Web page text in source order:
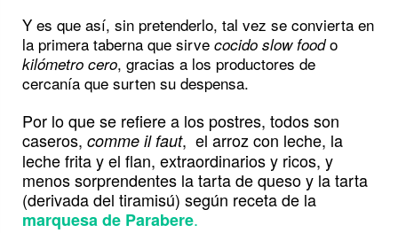
Y es que así, sin pretenderlo, tal vez se convierta en
la primera taberna que sirve cocido slow foodo
kilómetro cero, gracias a los productores de
cercanía que surten su despensa.
Por lo que se refiere a los postres, todos son
caseros, comme il faut, el arroz con leche, la
leche frita y el flan, extraordinarios y ricos, y
menos sorprendentes la tarta de queso y la tarta
(derivada del tiramisú) según receta de la
marquesa de Parabere.